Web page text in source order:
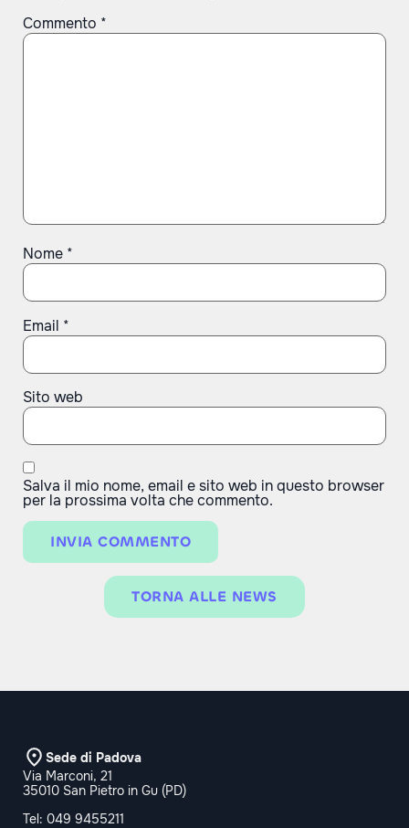
Commento *
Nome *
Email *
Sito web
Salva il mio nome, email e sito web in questo browser
per la prossima volta che commento.
TORNA ALLE NEWS
Sede di Padova
Via Marconi, 21
35010 San Pietro in Gu (PD)
Tel: 049 9455211